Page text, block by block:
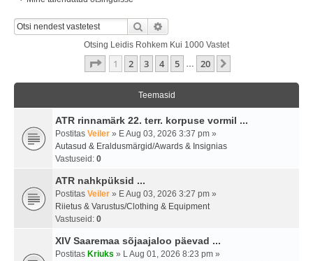
Otsi
Otsing Leidis Rohkem Kui 1000 Vastet
1 . Leht20 -st
1 2 3 4 5 … 20
Teemasid
ATR rinnamärk 22. terr. korpuse vormil ...
Postitas Veiler » E Aug 03, 2026 3:37 pm »
Autasud & Eraldusmärgid/Awards & Insignias
Vastuseid: 0
ATR nahkpüksid ...
Postitas Veiler » E Aug 03, 2026 3:27 pm »
Riietus & Varustus/Clothing & Equipment
Vastuseid: 0
XIV Saaremaa sõjaajaloo päevad ...
Postitas Kriuks » L Aug 01, 2026 8:23 pm »